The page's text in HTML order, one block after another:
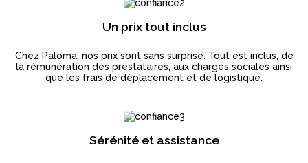
Un prix tout inclus
Chez Paloma, nos prix sont sans surprise. Tout est inclus, de
la rémunération des prestataires, aux charges sociales ainsi
que les frais de déplacement et de logistique.
Sérénité et assistance